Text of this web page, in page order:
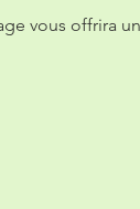
vous offrira